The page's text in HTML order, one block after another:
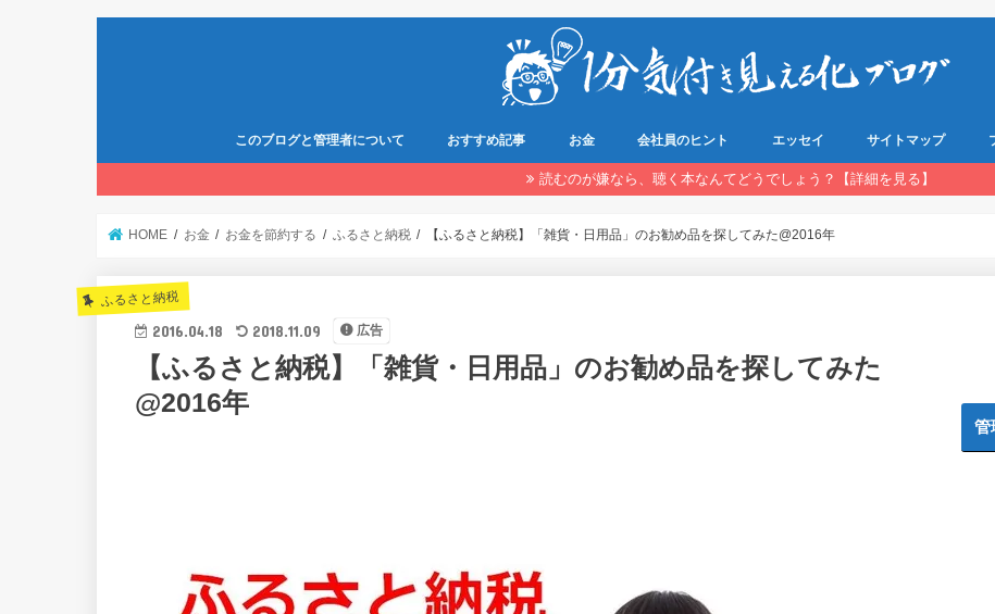
このブログと管理者について おすすめ記事 お金 会社員のヒント エッセイ サイトマップ
読むのが嫌なら、聴く本なんてどうでしょう？【詳細を見る】
HOME お金 お金を節約する ふるさと納税 【ふるさと納税】「雑貨・日用品」のお勧め品を探してみた@2016年
ふるさと納税
2016.04.18 2018.11.09 広告
【ふるさと納税】「雑貨・日用品」のお勧め品を探してみた
@2016年
管